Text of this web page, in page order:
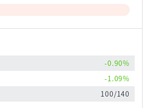
-0.90%
-1.09%
100/140